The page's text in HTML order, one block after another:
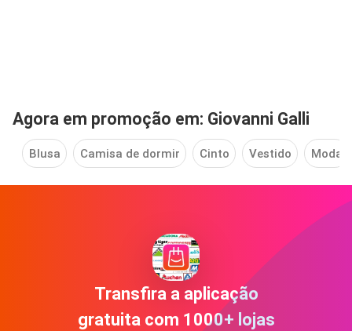
Agora em promoção em: Giovanni Galli
Blusa Camisa de dormir Cinto Vestido Moda
Transfira a aplicação
gratuita com 1000+ lojas